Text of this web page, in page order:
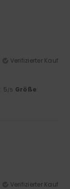
Verifizierter Kauf
: 5/5 Größe:
Verifizierter Kauf